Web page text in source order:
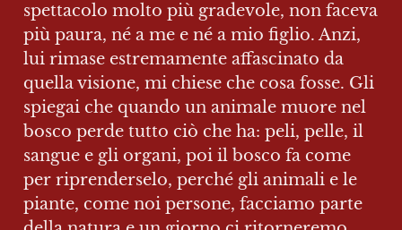
spettacolo molto più gradevole, non faceva
più paura, né a me e né a mio figlio. Anzi,
lui rimase estremamente affascinato da
quella visione, mi chiese che cosa fosse. Gli
spiegai che quando un animale muore nel
bosco perde tutto ciò che ha: peli, pelle, il
sangue e gli organi, poi il bosco fa come
per riprenderselo, perché gli animali e le
piante, come noi persone, facciamo parte